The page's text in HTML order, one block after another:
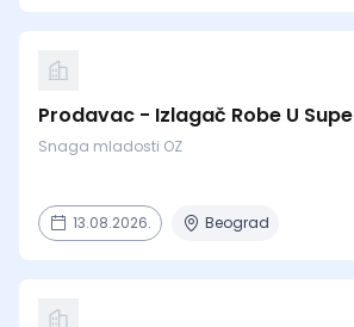
Prodavac - Izlagač Robe U
Snaga mladosti OZ
13.08.2026. Beograd